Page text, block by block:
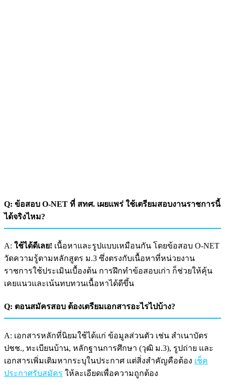
Q: ข้อสอบ O-NET ที่ สทศ. เผยแพร่ ใช้เตรียมสอบงานราชการนี้
ได้จริงไหม?
A: ใช้ได้ดีเลย! เนื้อหาและรูปแบบเหมือนกัน โดยข้อสอบ O-NET
วัดความรู้ตามหลักสูตร ม.3 ซึ่งตรงกับเนื้อหาที่หน่วยงาน
ราชการใช้ประเมินเบื้องต้น การฝึกทำข้อสอบเก่า ก็ช่วยให้คุ้น
เคยแนวและเน้นทบทวนเนื้อหาได้ดีขึ้น
Q: ตอนสมัครสอบ ต้องเตรียมเอกสารอะไรไปบ้าง?
A: เอกสารหลักที่นิยมใช้ได้แก่ ข้อมูลส่วนตัว เช่น สำเนาบัตร
ปชช., ทะเบียนบ้าน, หลักฐานการศึกษา (วุฒิ ม.3), รูปถ่าย และ
เอกสารเพิ่มเติมหากระบุในประกาศ แต่สิ่งสำคัญคือต้อง เช็ค
ประกาศรับสมัคร ให้ละเอียดเพื่อความถูกต้อง